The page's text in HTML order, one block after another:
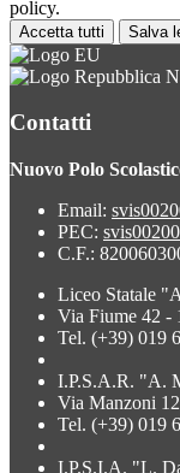
policy.
Accetta tutti Salva
Contatti
Nuovo Polo
Email:
PEC:
C.F.:
Liceo Statale
Via Fiume 42 -
Tel. (+39) 019
I.P.S.A.R. "A.
Via Manzoni
Tel. (+39) 019
I.P.S.I.A. "L.